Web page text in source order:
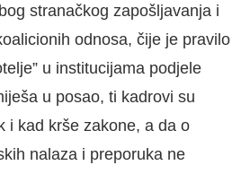
stranačkog zapošljavanja i
odnosa, čije je pravilo
u institucijama podjele
u posao, ti kadrovi su
i kad krše zakone, a da o
nalaza i preporuka ne